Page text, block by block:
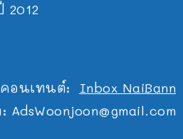
2012
อนเทนต์: Inbox NaiBann
AdsWoonjoon@gmail.com